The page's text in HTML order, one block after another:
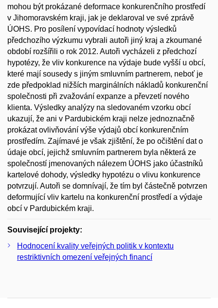
mohou být prokázané deformace konkurenčního prostředí
v Jihomoravském kraji, jak je deklaroval ve své zprávě
ÚOHS. Pro posílení vypovídací hodnoty výsledků
předchozího výzkumu vybrali autoři jiný kraj a zkoumané
období rozšířili o rok 2012. Autoři vycházeli z předchozí
hypotézy, že vliv konkurence na výdaje bude vyšší u obcí,
které mají sousedy s jiným smluvním partnerem, neboť je
zde předpoklad nižších marginálních nákladů konkurenční
společnosti při zvažování expanze a převzetí nového
klienta. Výsledky analýzy na sledovaném vzorku obcí
ukazují, že ani v Pardubickém kraji nelze jednoznačně
prokázat ovlivňování výše výdajů obcí konkurenčním
prostředím. Zajímavé je však zjištění, že po očištění dat o
údaje obcí, jejichž smluvním partnerem byla některá ze
společností jmenovaných nálezem ÚOHS jako účastníků
kartelové dohody, výsledky hypotézu o vlivu konkurence
potvrzují. Autoři se domnívají, že tím byl částečně potvrzen
deformující vliv kartelu na konkurenční prostředí a výdaje
obcí v Pardubickém kraji.
Související projekty:
Hodnocení kvality veřejných politik v kontextu
restriktivních omezení veřejných financí